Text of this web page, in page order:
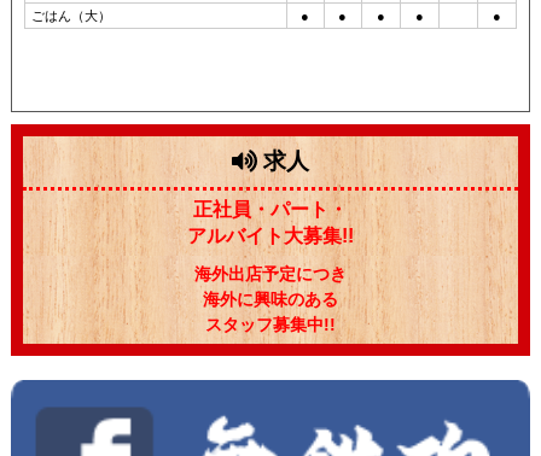
ごはん（大）
● ● ● ● ●
求人
正社員・パート・
アルバイト大募集!!
海外出店予定につき
海外に興味のある
スタッフ募集中!!